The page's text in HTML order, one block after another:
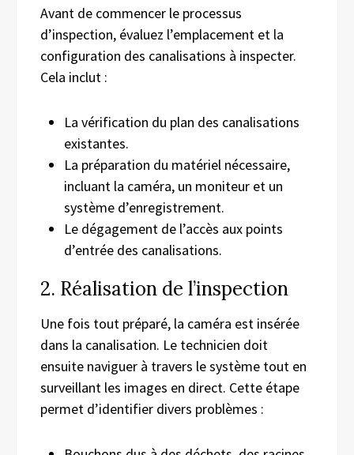
Avant de commencer le processus
d’inspection, évaluez l’emplacement et la
configuration des canalisations à inspecter.
Cela inclut :
La vérification du plan des canalisations
existantes.
La préparation du matériel nécessaire,
incluant la caméra, un moniteur et un
système d’enregistrement.
Le dégagement de l’accès aux points
d’entrée des canalisations.
2. Réalisation de l’inspection
Une fois tout préparé, la caméra est insérée
dans la canalisation. Le technicien doit
ensuite naviguer à travers le système tout en
surveillant les images en direct. Cette étape
permet d’identifier divers problèmes :